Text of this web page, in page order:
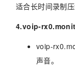
适合长时间录制压
4.voip-
voip-
声音。